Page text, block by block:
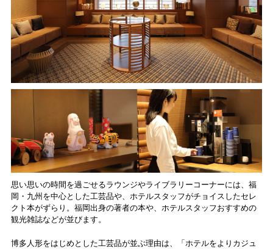
思い思いの時間を過ごせるラウンジやライブラリーコーナーには、福
岡・九州を中心とした工芸品や、ホテルスタッフがチョイスしたセレ
クト本がずらり。福岡出身の著者の本や、ホテルスタッフおすすめの
観光雑誌などが並びます。
博多人形をはじめとした工芸品が並ぶ理由は、「ホテルをよりカジュ